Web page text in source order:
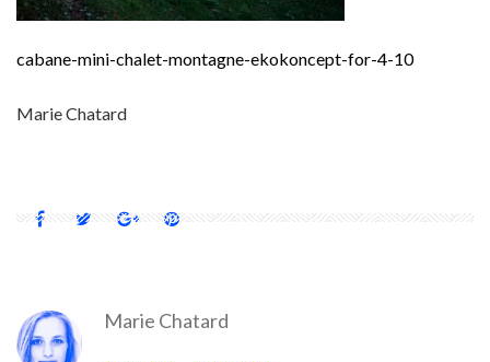
cabane-mini-chalet-montagne-ekokoncept-for-4-10
Marie Chatard
Marie Chatard